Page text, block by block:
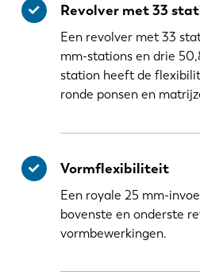
Revolver met 33
Een revolver met 33
mm-stations en drie
station heeft de
ronde ponsen en
Vormflexibiliteit
Een royale 25 mm-
bovenste en onderste
vormbewerkingen.